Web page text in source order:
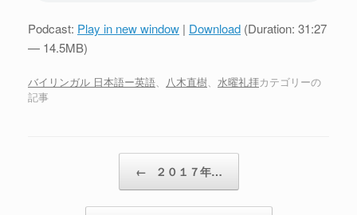
Podcast: Play in new window | Download (Duration: 31:27
— 14.5MB)
バイリンガル 日本語ー英語 八木直樹 水曜礼拝カテゴリーの
記事
← ２０１７年…